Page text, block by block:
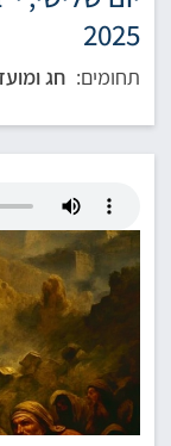
2025
תחומים: חג